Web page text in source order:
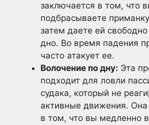
заключается в том, что
подбрасываете
затем даете ей свободно
дно. Во время падения
часто атакует ее.
Волочение по дну: Эта
подходит для ловли
судака, который не
активные движения. Она
в том, что вы медленно